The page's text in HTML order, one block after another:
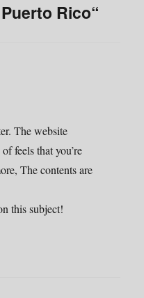
Rico“
The website
feels that you’re
The contents are
this subject!